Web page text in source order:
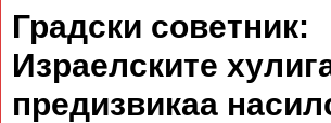
Градски советник:
Израелските
предизвикаа